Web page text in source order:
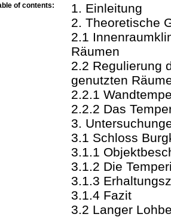
of contents:
1. Einleitung
2. Theoretische
2.1
Räumen
2.2 Regulierung
genutzten
2.2.1
2.2.2 Das
3.
3.1 Schloss
3.1.1
3.1.2 Die
3.1.3
3.1.4 Fazit
3.2 Langer